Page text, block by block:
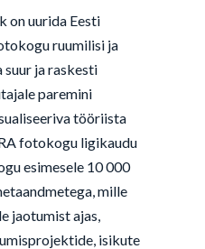
on uurida Eesti
ruumilisi ja
suur ja raskesti
paremini
tööriista
fotokogu ligikaudu
esimesele 10 000
mille
jaotumist ajas,
isikute